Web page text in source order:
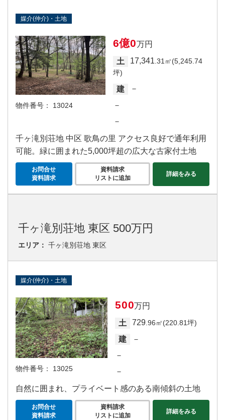
媒介(仲介)・土地
物件番号： 13024
6億0万円
土
17,341.31㎡(5,245.74
坪)
建
－
－
－
千ヶ滝別荘地 中区 歌鳥の里 アクセス良好で通年利用
可能。緑に囲まれた5,000坪超の広大な古家付土地
お問合せ
資料請求
資料請求
リストに追加
詳細をみる
千ヶ滝別荘地 東区 500万円
エリア： 千ヶ滝別荘地 東区
媒介(仲介)・土地
物件番号： 13025
500万円
土
729 .96㎡(220.81坪)
建
－
－
－
自然に囲まれ、プライベート感のある南傾斜の土地
お問合せ
資料請求
資料請求
リストに追加
詳細をみる